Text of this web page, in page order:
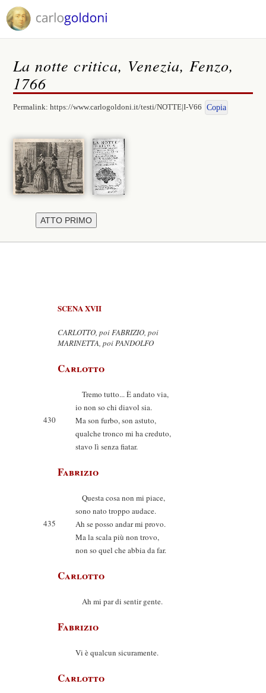
La notte critica, Venezia, Fenzo,
1766
Permalink:https://www.carlogoldoni.it/testi/NOTTE|I-V66 Copia
SCENA XVII
CARLOTTO, poi FABRIZIO, poi
MARINETTA, poi PANDOLFO
Carlotto
Tremo tutto... È andato via,
io non so chi diavol sia.
430
Ma son furbo, son astuto,
qualche tronco mi ha creduto,
stavo lì senza fiatar.
Fabrizio
Questa cosa non mi piace,
sono nato troppo audace.
435
Ah se posso andar mi provo.
Ma la scala più non trovo,
non so quel che abbia da far.
Carlotto
Ah mi par di sentir gente.
Fabrizio
Vi è qualcun sicuramente.
Carlotto